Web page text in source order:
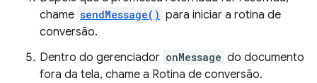
chame sendMessage() para iniciar a rotina de
conversão.
Dentro do gerenciador onMessage do documento
fora da tela, chame a Rotina de conversão.